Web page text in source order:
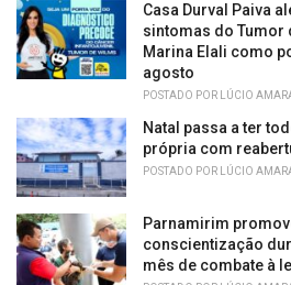
Casa Durval Paiva
sintomas do Tumor
Marina Elali como
agosto
POSTADO POR LÚCIO
Natal passa a ter
própria com
POSTADO POR LÚCIO
Parnamirim
conscientização
mês de combate à